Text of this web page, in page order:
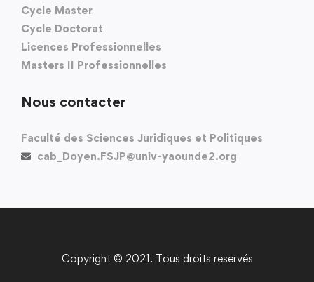
Cycle Master
Cycle Doctorat
Licences Professionnelles
Masters II Professionnelles
Nous contacter
Faculté des Sciences Juridiques et Politiques
cab_Doyen.FSJP@univ-yaounde2.org
Copyright © 2021. Tous droits reservés